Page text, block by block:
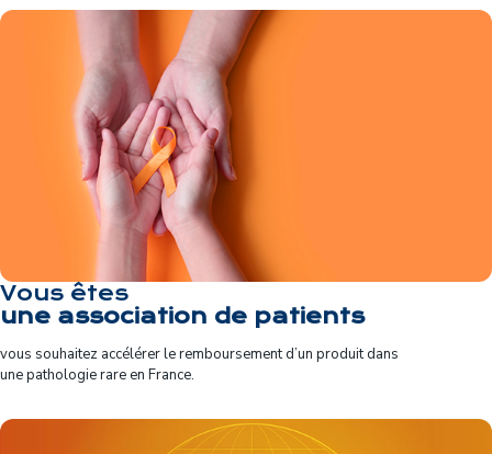
Vous êtes
une association de patients
vous souhaitez accélérer leremboursement d’un produit dans
unepathologie rare en France.